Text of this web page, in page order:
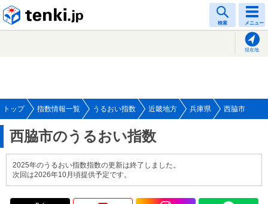
検索 メニュー
現在地
トップ 指数情報一覧 うるおい指数 近畿地方 兵庫県 西脇市
西脇市のうるおい指数
2025年のうるおい指数指数の更新は終了しました。
次回は2026年10月頃提供予定です。